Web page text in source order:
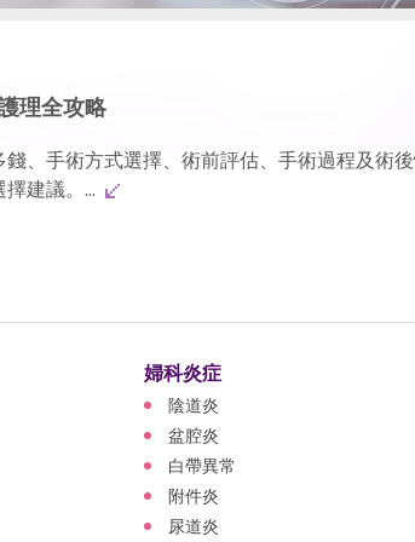
理全攻略
、手術方式選擇、術前評估、手術過程及術
建議。...
婦科炎症
陰道炎
盆腔炎
白帶異常
附件炎
尿道炎